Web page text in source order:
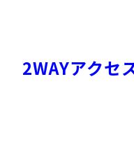
2WAYアク